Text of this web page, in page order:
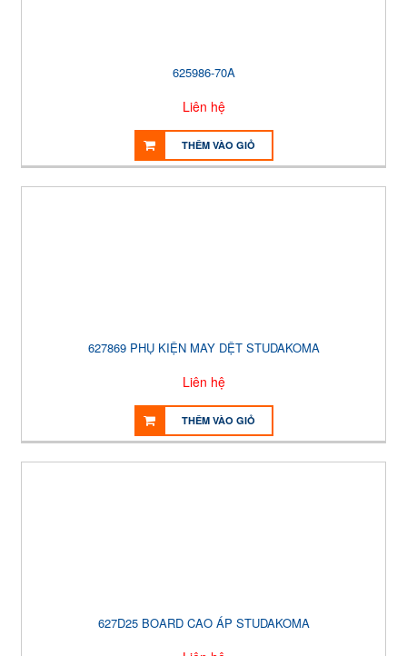
625986-70A
Liên hệ
THÊM VÀO GIỎ
627869 PHỤ KIỆN MAY DỆT STUDAKOMA
Liên hệ
THÊM VÀO GIỎ
627D25 BOARD CAO ÁP STUDAKOMA